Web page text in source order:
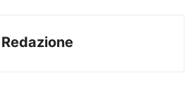
Redazione